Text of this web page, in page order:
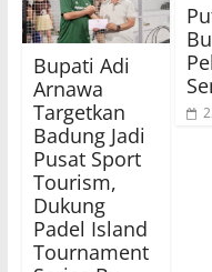
Bupati Adi
Arnawa
Targetkan
Badung Jadi
Pusat Sport
Tourism,
Dukung
Padel Island
Tournament